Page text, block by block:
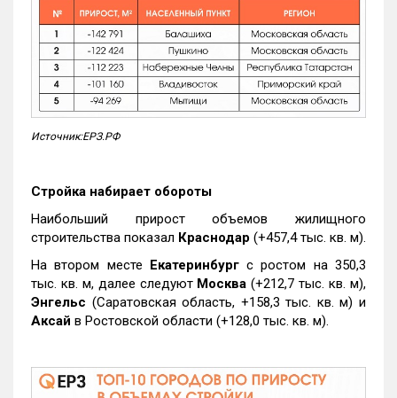
Источник:ЕРЗ.РФ
Стройка набирает обороты
Наибольший прирост объемов жилищного
строительства показал Краснодар (+457,4 тыс. кв. м).
На втором месте Екатеринбургс ростом на 350,3
тыс. кв. м, далее следуют Москва (+212,7 тыс. кв. м),
Энгельс (Саратовская область, +158,3 тыс. кв. м) и
Аксай в Ростовской области (+128,0 тыс. кв. м).